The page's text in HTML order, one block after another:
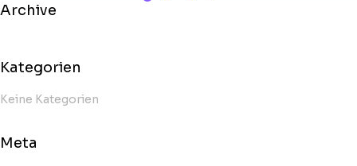
Archive
Kategorien
Keine Kategorien
Meta